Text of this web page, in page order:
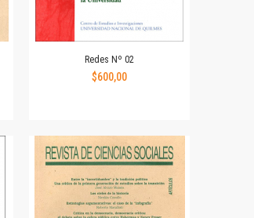
Redes Nº 02
$600,00